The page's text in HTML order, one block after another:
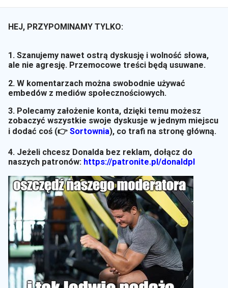
HEJ, PRZYPOMINAMY TYLKO:
1. Szanujemy nawet ostrą dyskusję i wolność słowa,
ale nie agresję. Przemocowe treści będą usuwane.
2. W komentarzach można swobodnie używać
embedów z mediów społecznościowych.
3. Polecamy założenie konta, dzięki temu możesz
zobaczyć wszystkie swoje dyskusje w jednym miejscu
i dodać coś (👉 Sortownia), co trafi na stronę główną.
4. Jeżeli chcesz Donalda bez reklam, dołącz do
naszych patronów: https://patronite.pl/donaldpl